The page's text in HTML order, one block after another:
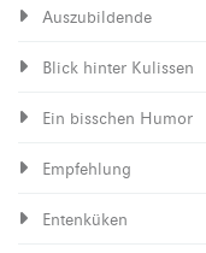
Auszubildende
Blick hinter Kulissen
Ein bisschen Humor
Empfehlung
Entenküken